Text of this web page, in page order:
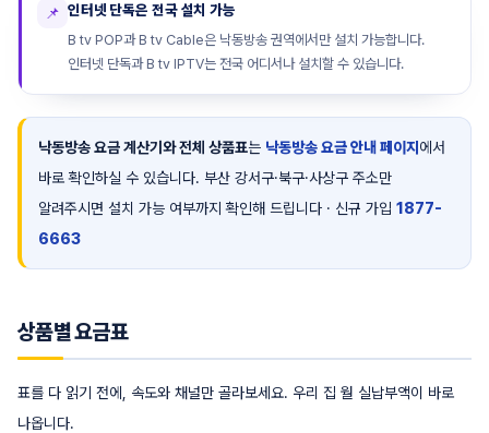
📌 인터넷 단독은 전국 설치 가능
B tv POP과 B tv Cable은 낙동방송 권역에서만 설치 가능합니다.
인터넷 단독과 B tv IPTV는 전국 어디서나 설치할 수 있습니다.
낙동방송 요금 계산기와 전체 상품표는 낙동방송 요금 안내 페이지 에서
바로 확인하실 수 있습니다. 부산 강서구·북구·사상구 주소만
알려주시면 설치 가능 여부까지 확인해 드립니다 · 신규 가입 1877-
6663
상품별 요금표
표를 다 읽기 전에, 속도와 채널만 골라보세요. 우리 집 월 실납부액이 바로
나옵니다.